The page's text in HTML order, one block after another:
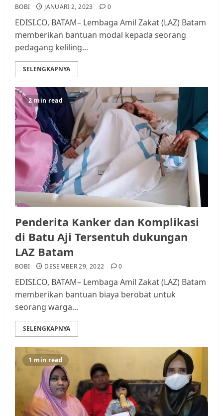
BOBI JANUARI 2, 2023 0
EDISI.CO, BATAM– Lembaga Amil Zakat (LAZ) Batam
memberikan bantuan modal kepada seorang
pedagang keliling...
SELENGKAPNYA
2 min read
Penderita Kanker dan Komplikasi
di Batu Aji Tersentuh dukungan
LAZ Batam
BOBI DESEMBER 29, 2022 0
EDISI.CO, BATAM– Lembaga Amil Zakat (LAZ) Batam
memberikan bantuan biaya berobat untuk
seorang warga...
SELENGKAPNYA
1 min read